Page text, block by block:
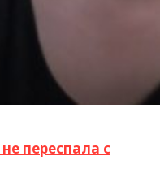
переспала с